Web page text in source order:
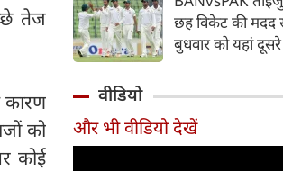
तेज
कारण
को
कोई
प्रीमियर लीग में
हिस्सा रहे माधव
मध्य प्रदेश के सबसे
छह विकेट की मदद
बुधवार को यहां
का पीछा करते हुए
आउट हो गई।
वीडियो
और भी वीडियो देखें